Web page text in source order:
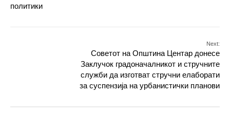
политики
Next:
Советот на Општина Центар донесе
Заклучок градоначалникот и стручните
служби да изготват стручни елаборати
за суспензија на урбанистички планови